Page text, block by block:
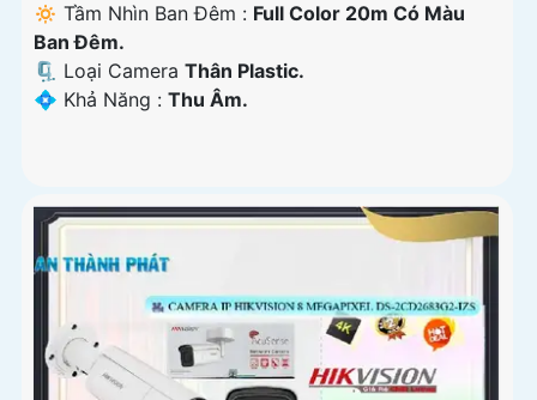
🔅 Tầm Nhìn Ban Đêm : Full Color 20m Có Màu
Ban Ðêm.
🗜️ Loại Camera Thân Plastic.
️💠 Khả Năng : Thu Âm.